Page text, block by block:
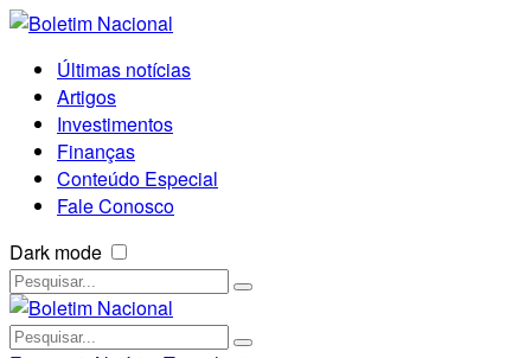
Últimas notícias
Artigos
Investimentos
Finanças
Conteúdo Especial
Fale Conosco
Dark mode